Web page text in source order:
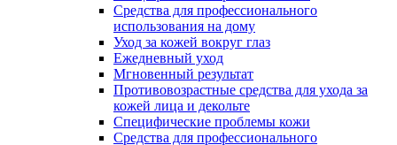
Средства для профессионального
использования на дому
Уход за кожей вокруг глаз
Ежедневный уход
Мгновенный результат
Противовозрастные средства для ухода за
кожей лица и декольте
Специфические проблемы кожи
Средства для профессионального